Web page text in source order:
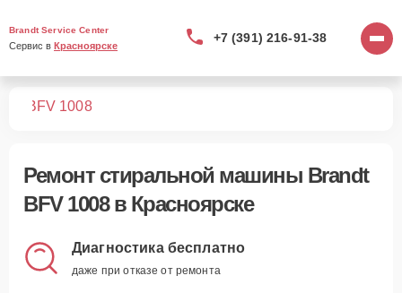
Brandt Service Center
Сервис в Красноярске
+7 (391) 216-91-38
BFV 1008
Ремонт стиральной машины Brandt
BFV 1008в Красноярске
Диагностика бесплатно
даже при отказе от ремонта